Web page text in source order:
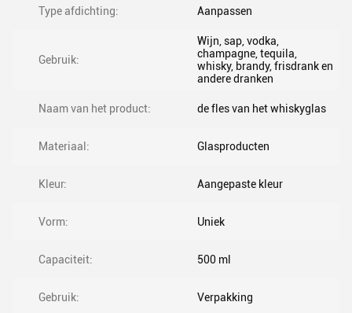
Type afdichting: Aanpassen
Gebruik:
Wijn, sap, vodka,
champagne, tequila,
whisky, brandy, frisdrank en
andere dranken
Naam van het product: de fles van het whiskyglas
Materiaal: Glasproducten
Kleur: Aangepaste kleur
Vorm: Uniek
Capaciteit: 500 ml
Gebruik: Verpakking